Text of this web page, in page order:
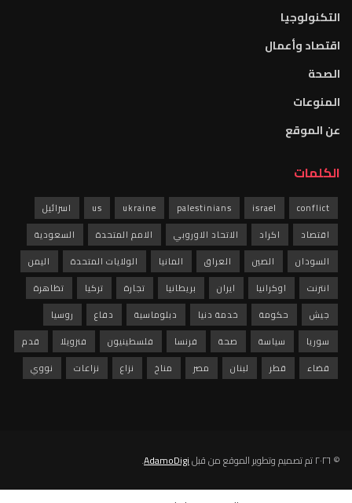
التكنولوجيا
اقتصاد وأعمال
الصحة
المنوعات
عن الموقع
الكلمات
conflict
israel
palestinians
ukraine
us
اسرائيل
اقتصاد
اكراد الاتحاد الاوروبي الامم المتحدة
السعودية
السودان
الصين العراق المانيا الولايات المتحدة
اليمن
انترنت
اوكرانيا ايران بريطانيا تجارة تركيا
تظاهرة
جيش
حكومة خدمة دنيا دبلوماسية دفاع
روسيا
سوريا
سياسة صحة فرنسا فلسطينيون فنزويلا
قدم
قضاء
قطر لبنان مصر مناخ نزاع نزاعات نووي
© ٢٠٢٦ تم تصميم وتطوير الموقع من قبل AdamoDigi
.